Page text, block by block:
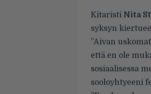
Kitaristi Nita
syksyn
”Aivan
että en ole
sosiaalisessa
sooloyhtyeeni